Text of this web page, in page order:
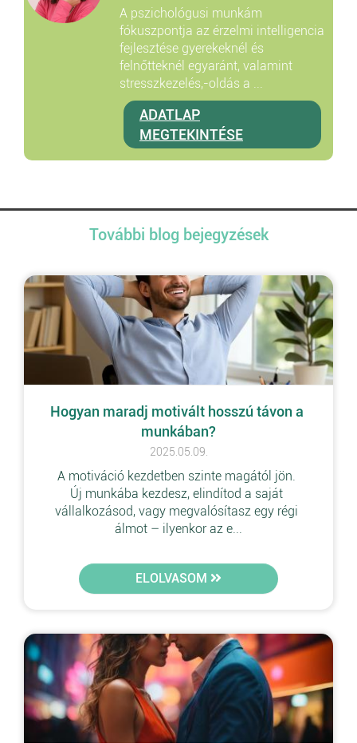
A pszichológusi munkám
fókuszpontja az érzelmi intelligencia
fejlesztése gyerekeknél és
felnőtteknél egyaránt, valamint
stresszkezelés,-oldás a ...
ADATLAP
MEGTEKINTÉSE
További blog bejegyzések
Hogyan maradj motivált hosszú távon a
munkában?
2025.05.09.
A motiváció kezdetben szinte magától jön.
Új munkába kezdesz, elindítod a saját
vállalkozásod, vagy megvalósítasz egy régi
álmot – ilyenkor az e...
ELOLVASOM